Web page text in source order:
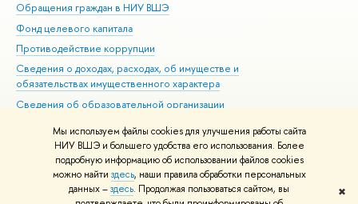
Мы используем файлы cookies для улучшения работы сайта
НИУ ВШЭ и большего удобства его использования. Более
подробную информацию об использовании файлов cookies
можно найти здесь, наши правила обработки персональных
данных –здесь. Продолжая пользоваться сайтом, вы
✖
Обращения граждан в НИУ ВШЭ
Фонд целевого капитала
Противодействие коррупции
Сведения о доходах, расходах, об имуществе и
обязательствах имущественного характера
Сведения об образовательной организации
Людям с ограниченными возможностями здоровья
Единая платежная страница
Работа в Вышке